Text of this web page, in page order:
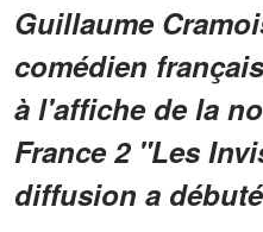
Guillaume
comédien
à l'affiche de la
France 2 "Les
diffusion a